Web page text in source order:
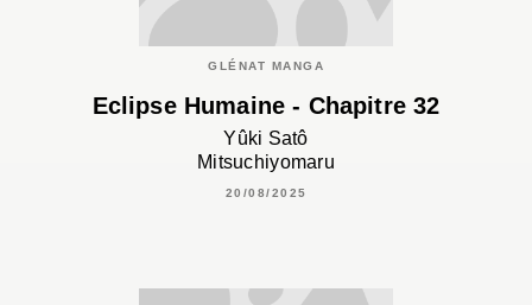
GLÉNAT MANGA
Eclipse Humaine - Chapitre 32
Yûki Satô
Mitsuchiyomaru
20/08/2025